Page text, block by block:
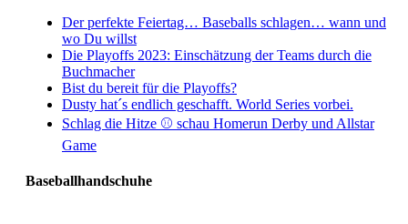
Der perfekte Feiertag… Baseballs schlagen… wann und
wo Du willst
Die Playoffs 2023: Einschätzung der Teams durch die
Buchmacher
Bist du bereit für die Playoffs?
Dusty hat´s endlich geschafft. World Series vorbei.
Schlag die Hitze ⚾️ schau Homerun Derby und Allstar
Game
Baseballhandschuhe